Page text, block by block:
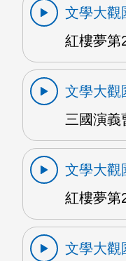
文學大觀
紅樓夢第
文學大觀
三國演義
文學大觀
紅樓夢第
文學大觀